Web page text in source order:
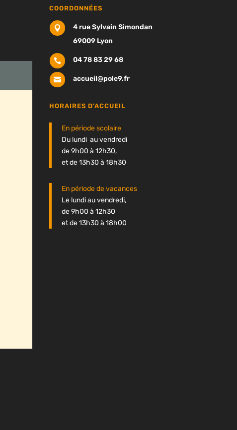
COORDONNÉES

4 rue Sylvain Simondan
69009 Lyon
 04 78 83 29 68
 accueil@pole9.fr
HORAIRES D'ACCUEIL
En période scolaire
Du lundi au vendredi
de 9h00 à 12h30,
et de 13h30 à 18h30
En période de vacances
Le lundi au vendredi,
de 9h00 à 12h30
et de 13h30 à 18h00